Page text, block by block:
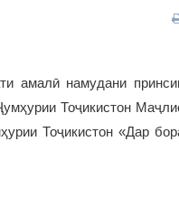
амалӣ намудани
Тоҷикистон
Тоҷикистон «Дар